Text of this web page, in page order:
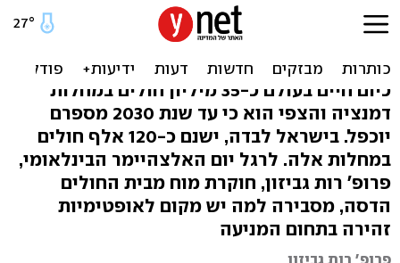
הפיתוח הישראלי שעשוי
למנוע הופעת אלצהיימר
כיום חיים בעולם כ-35 מיליון חולים במחלות
דמנציה והצפי הוא כי עד שנת 2030 מספרם
יוכפל. בישראל לבדה, ישנם כ-120 אלף חולים
במחלות אלה. לרגל יום האלצהיימר הבינלאומי,
פרופ' רות גביזון, חוקרת מוח מבית החולים
הדסה, מסבירה למה יש מקום לאופטימיות
זהירה בתחום המניעה
פרופ' רות גביזון